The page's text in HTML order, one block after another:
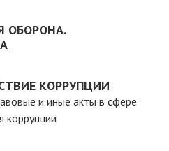
ОБОРОНА.
КОРРУПЦИИ
и иные акты в сфере
коррупции